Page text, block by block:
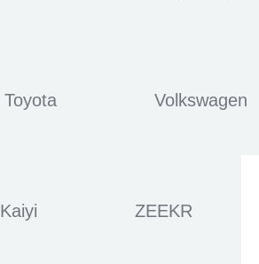
Toyota Volkswagen
Kaiyi ZEEKR